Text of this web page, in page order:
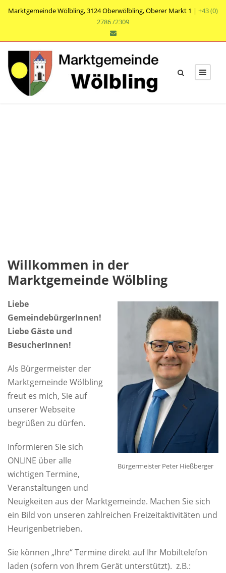
Marktgemeinde Wölbling, 3124 Oberwölbling, Oberer Markt 1 | +43 (0)
2786 /2309
Willkommen in der
Marktgemeinde Wölbling
Bürgermeister Peter Hießberger
Liebe
GemeindebürgerInnen!
Liebe Gäste und
BesucherInnen!
Als Bürgermeister der
Marktgemeinde Wölbling
freut es mich, Sie auf
unserer Webseite
begrüßen zu dürfen.
Informieren Sie sich
ONLINE über alle
wichtigen Termine,
Veranstaltungen und
Neuigkeiten aus der Marktgemeinde. Machen Sie sich
ein Bild von unseren zahlreichen Freizeitaktivitäten und
Heurigenbetrieben.
Sie können „Ihre“ Termine direkt auf Ihr Mobiltelefon
laden (sofern von Ihrem Gerät unterstützt). z.B.: